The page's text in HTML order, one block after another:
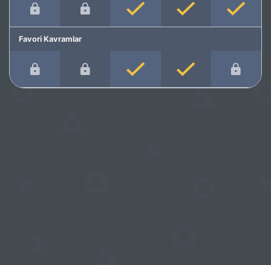
Favori Kavramlar